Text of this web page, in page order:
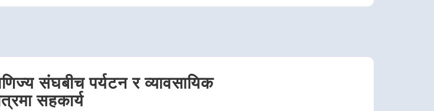
संघबीच पर्यटन र व्यावसायिक
सहकार्य